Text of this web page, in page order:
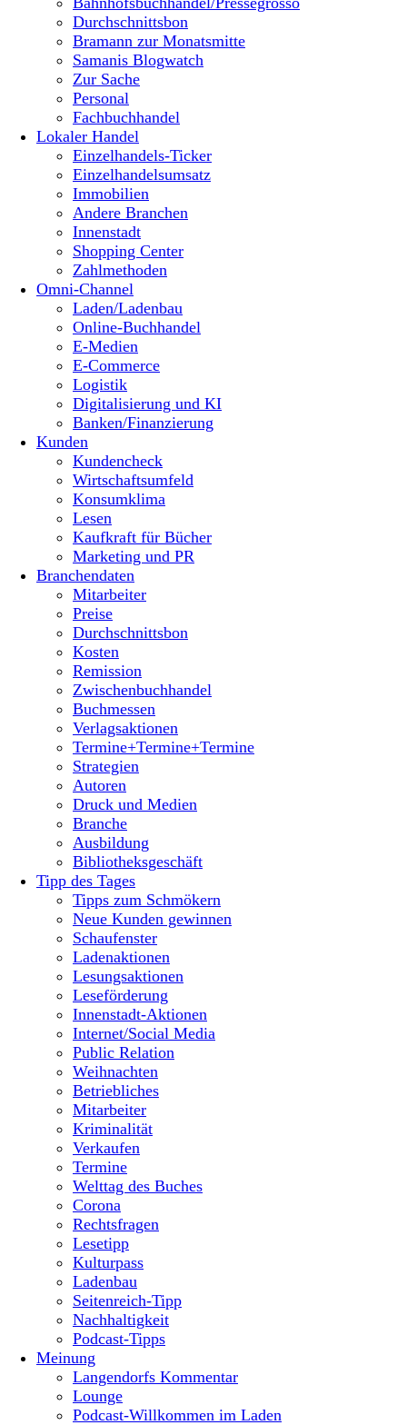
Durchschnittsbon
Bramann zur Monatsmitte
Samanis Blogwatch
Zur Sache
Personal
Fachbuchhandel
Lokaler Handel
Einzelhandels-Ticker
Einzelhandelsumsatz
Immobilien
Andere Branchen
Innenstadt
Shopping Center
Zahlmethoden
Omni-Channel
Laden/Ladenbau
Online-Buchhandel
E-Medien
E-Commerce
Logistik
Digitalisierung und KI
Banken/Finanzierung
Kunden
Kundencheck
Wirtschaftsumfeld
Konsumklima
Lesen
Kaufkraft für Bücher
Marketing und PR
Branchendaten
Mitarbeiter
Preise
Durchschnittsbon
Kosten
Remission
Zwischenbuchhandel
Buchmessen
Verlagsaktionen
Termine+Termine+Termine
Strategien
Autoren
Druck und Medien
Branche
Ausbildung
Bibliotheksgeschäft
Tipp des Tages
Tipps zum Schmökern
Neue Kunden gewinnen
Schaufenster
Ladenaktionen
Lesungsaktionen
Leseförderung
Innenstadt-Aktionen
Internet/Social Media
Public Relation
Weihnachten
Betriebliches
Mitarbeiter
Kriminalität
Verkaufen
Termine
Welttag des Buches
Corona
Rechtsfragen
Lesetipp
Kulturpass
Ladenbau
Seitenreich-Tipp
Nachhaltigkeit
Podcast-Tipps
Meinung
Langendorfs Kommentar
Lounge
Podcast-Willkommen im Laden